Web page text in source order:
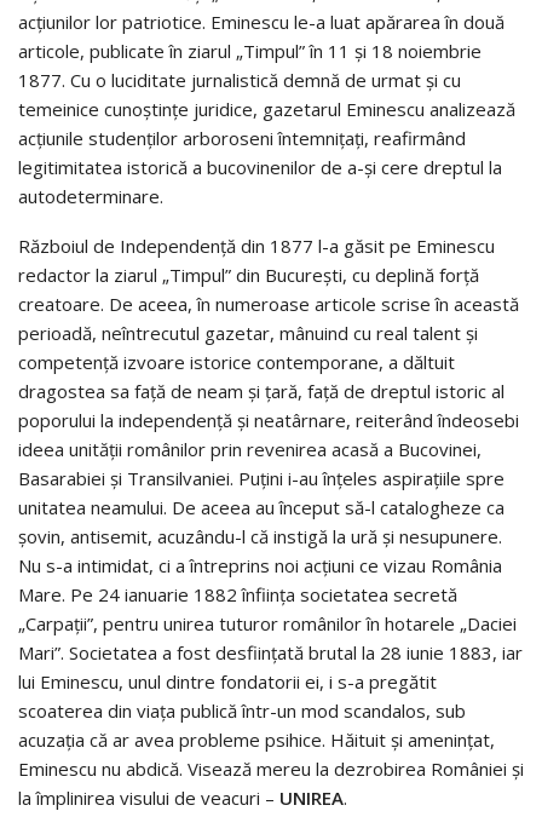
acțiunilor lor patriotice. Eminescu le-a luat apărarea în două
articole, publicate în ziarul „Timpul” în 11 și 18 noiembrie
1877. Cu o luciditate jurnalistică demnă de urmat și cu
temeinice cunoștințe juridice, gazetarul Eminescu analizează
acțiunile studenților arboroseni întemniţaţi, reafirmând
legitimitatea istorică a bucovinenilor de a-și cere dreptul la
autodeterminare.
Războiul de Independență din 1877 l-a găsit pe Eminescu
redactor la ziarul „Timpul” din București, cu deplină forță
creatoare. De aceea, în numeroase articole scrise în această
perioadă, neîntrecutul gazetar, mânuind cu real talent și
competență izvoare istorice contemporane, a dăltuit
dragostea sa față de neam și țară, față de dreptul istoric al
poporului la independență și neatârnare, reiterând îndeosebi
ideea unității românilor prin revenirea acasă a Bucovinei,
Basarabiei și Transilvaniei. Puțini i-au înțeles aspirațiile spre
unitatea neamului. De aceea au început să-l catalogheze ca
șovin, antisemit, acuzându-l că instigă la ură și nesupunere.
Nu s-a intimidat, ci a întreprins noi acțiuni ce vizau România
Mare. Pe 24 ianuarie 1882 înfiinţa societatea secretă
„Carpaţii”, pentru unirea tuturor românilor în hotarele „Daciei
Mari”. Societatea a fost desființată brutal la 28 iunie 1883, iar
lui Eminescu, unul dintre fondatorii ei, i s-a pregătit
scoaterea din viața publică într-un mod scandalos, sub
acuzaţia că ar avea probleme psihice. Hăituit și amenințat,
Eminescu nu abdică. Visează mereu la dezrobirea României și
la împlinirea visului de veacuri – UNIREA.